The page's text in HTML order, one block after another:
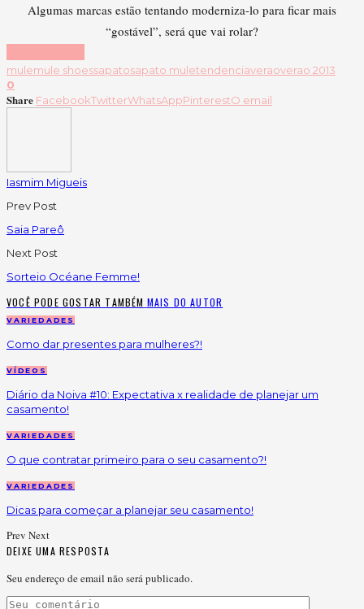
Algumas marcas estão tentando moderniza-lo para ficar mais
“gostável”, será que vai rolar?
mulemule shoessapatosapato muletendenciaveraoverao 2013
0
Share FacebookTwitterWhatsAppPinterestO email
Iasmim Migueis
Prev Post
Saia Pareô
Next Post
Sorteio Océane Femme!
VOCÊ PODE GOSTAR TAMBÉM MAIS DO AUTOR
VARIEDADES
Como dar presentes para mulheres?!
VÍDEOS
Diário da Noiva #10: Expectativa x realidade de planejar um
casamento!
VARIEDADES
O que contratar primeiro para o seu casamento?!
VARIEDADES
Dicas para começar a planejar seu casamento!
Prev Next
DEIXE UMA RESPOSTA
Seu endereço de email não será publicado.